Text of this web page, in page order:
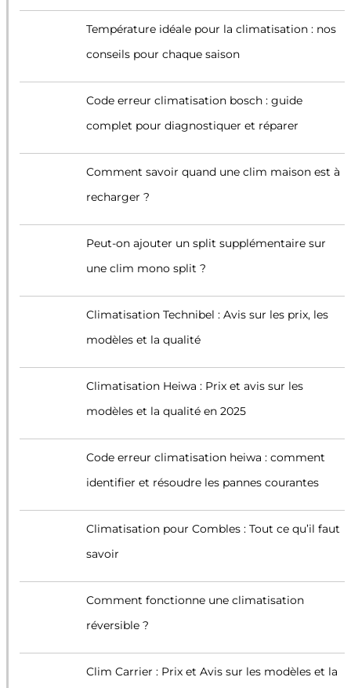
Température idéale pour la climatisation : nos
conseils pour chaque saison
Code erreur climatisation bosch : guide
complet pour diagnostiquer et réparer
Comment savoir quand une clim maison est à
recharger ?
Peut-on ajouter un split supplémentaire sur
une clim mono split ?
Climatisation Technibel : Avis sur les prix, les
modèles et la qualité
Climatisation Heiwa : Prix et avis sur les
modèles et la qualité en 2025
Code erreur climatisation heiwa : comment
identifier et résoudre les pannes courantes
Climatisation pour Combles : Tout ce qu’il faut
savoir
Comment fonctionne une climatisation
réversible ?
Clim Carrier : Prix et Avis sur les modèles et la